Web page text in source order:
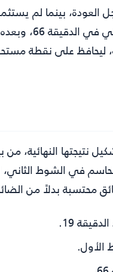
العودة، بينما لم
محققة عند الدقيقة
ليحافظ على نقطة
النهائية، من
في الشوط
محتسبة بدلاً من
19.